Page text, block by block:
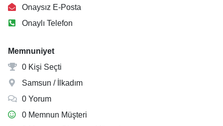
Onaysız E-Posta
Onaylı Telefon
Memnuniyet
0 Kişi Seçti
Samsun / İlkadım
0 Yorum
0 Memnun Müşteri